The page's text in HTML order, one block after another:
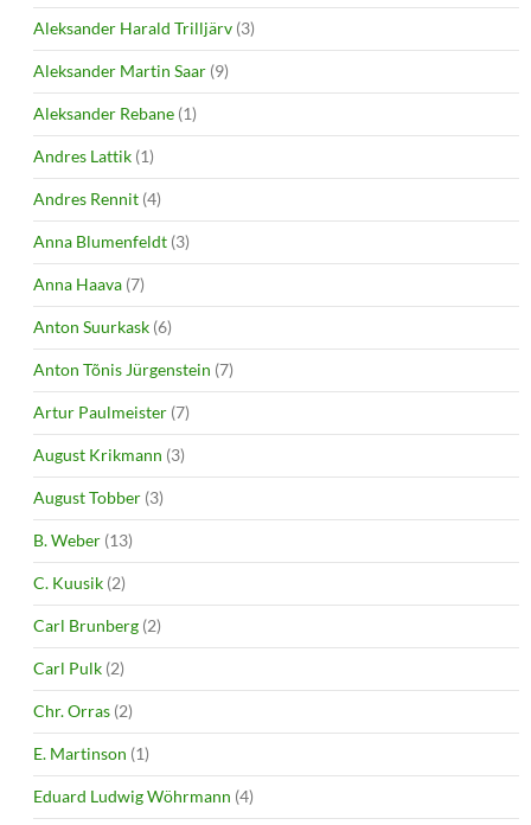
Aleksander Harald Trilljärv (3)
Aleksander Martin Saar (9)
Aleksander Rebane (1)
Andres Lattik (1)
Andres Rennit (4)
Anna Blumenfeldt (3)
Anna Haava (7)
Anton Suurkask (6)
Anton Tõnis Jürgenstein (7)
Artur Paulmeister (7)
August Krikmann (3)
August Tobber (3)
B. Weber (13)
C. Kuusik (2)
Carl Brunberg (2)
Carl Pulk (2)
Chr. Orras (2)
E. Martinson (1)
Eduard Ludwig Wöhrmann (4)